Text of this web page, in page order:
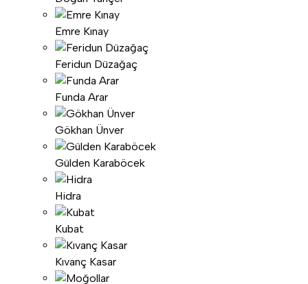
Emre Kınay
Feridun Düzağaç
Funda Arar
Gökhan Ünver
Gülden Karaböcek
Hidra
Kubat
Kıvanç Kasar